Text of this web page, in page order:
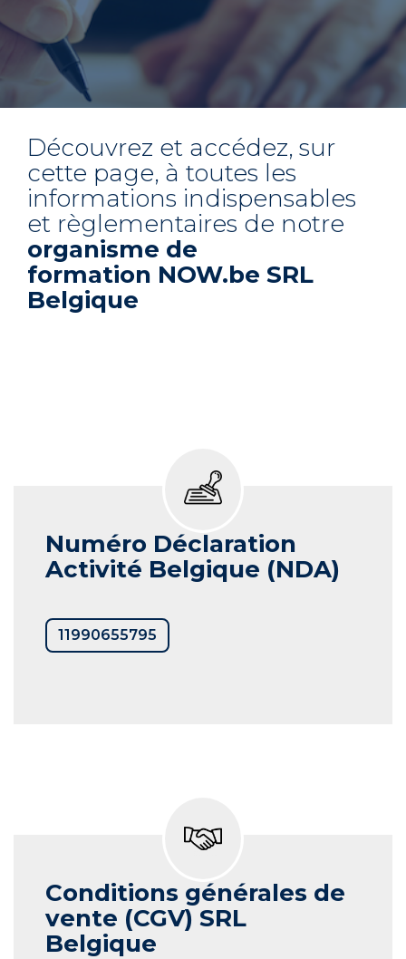
Découvrez et accédez, sur
cette page, à toutes les
informations indispensables
et règlementaires de notre
organisme de
formation NOW.be SRL
Belgique
Numéro Déclaration
Activité Belgique (NDA)
11990655795
Conditions générales de
vente (CGV) SRL
Belgique